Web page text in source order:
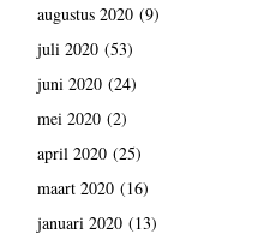
augustus 2020(9)
juli 2020(53)
juni 2020(24)
mei 2020(2)
april 2020(25)
maart 2020(16)
januari 2020(13)